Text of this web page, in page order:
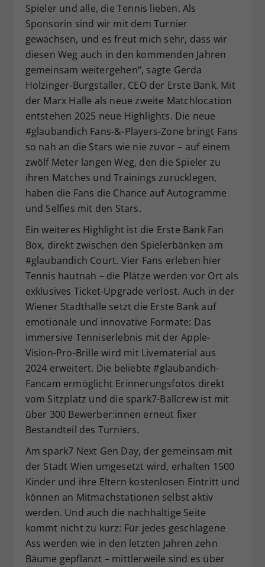
Spieler und alle, die Tennis lieben. Als
Sponsorin sind wir mit dem Turnier
gewachsen, und es freut mich sehr, dass wir
diesen Weg auch in den kommenden Jahren
gemeinsam weitergehen“, sagte Gerda
Holzinger-Burgstaller, CEO der Erste Bank. Mit
der Marx Halle als neue zweite Matchlocation
entstehen 2025 neue Highlights. Die neue
#glaubandich Fans-&-Players-Zone bringt Fans
so nah an die Stars wie nie zuvor – auf einem
zwölf Meter langen Weg, den die Spieler zu
ihren Matches und Trainings zurücklegen,
haben die Fans die Chance auf Autogramme
und Selfies mit den Stars.
Ein weiteres Highlight ist die Erste Bank Fan
Box, direkt zwischen den Spielerbänken am
#glaubandich Court. Vier Fans erleben hier
Tennis hautnah – die Plätze werden vor Ort als
exklusives Ticket-Upgrade verlost. Auch in der
Wiener Stadthalle setzt die Erste Bank auf
emotionale und innovative Formate: Das
immersive Tenniserlebnis mit der Apple-
Vision-Pro-Brille wird mit Livematerial aus
2024 erweitert. Die beliebte #glaubandich-
Fancam ermöglicht Erinnerungsfotos direkt
vom Sitzplatz und die spark7-Ballcrew ist mit
über 300 Bewerber:innen erneut fixer
Bestandteil des Turniers.
Am spark7 Next Gen Day, der gemeinsam mit
der Stadt Wien umgesetzt wird, erhalten 1500
Kinder und ihre Eltern kostenlosen Eintritt und
können an Mitmachstationen selbst aktiv
werden. Und auch die nachhaltige Seite
kommt nicht zu kurz: Für jedes geschlagene
Ass werden wie in den letzten Jahren zehn
Bäume gepflanzt – mittlerweile sind es über